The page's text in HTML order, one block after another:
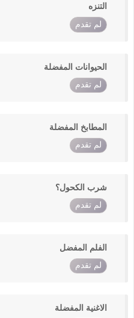
التنزه
لم تقدم
الحيوانات المفضلة
لم تقدم
المطابخ المفضلة
لم تقدم
شرب الكحول؟
لم تقدم
الفلم المفضل
لم تقدم
الاغنية المفضلة